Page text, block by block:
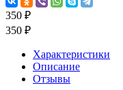
350 ₽
350 ₽
Характеристики
Описание
Отзывы